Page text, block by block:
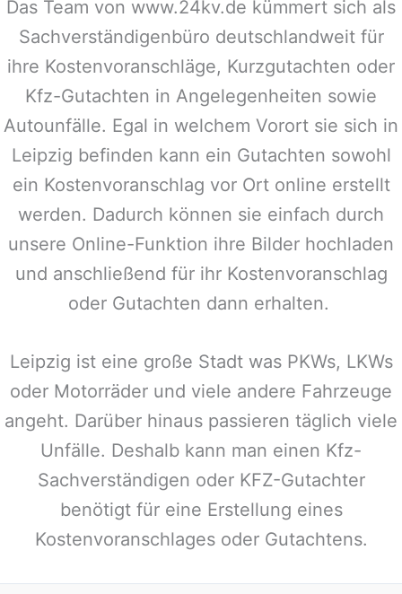
Das Team von www.24kv.de kümmert sich als
Sachverständigenbüro deutschlandweit für
ihre Kostenvoranschläge, Kurzgutachten oder
Kfz-Gutachten in Angelegenheiten sowie
Autounfälle. Egal in welchem Vorort sie sich in
Leipzig befinden kann ein Gutachten sowohl
ein Kostenvoranschlag vor Ort online erstellt
werden. Dadurch können sie einfach durch
unsere Online-Funktion ihre Bilder hochladen
und anschließend für ihr Kostenvoranschlag
oder Gutachten dann erhalten.
Leipzig ist eine große Stadt was PKWs, LKWs
oder Motorräder und viele andere Fahrzeuge
angeht. Darüber hinaus passieren täglich viele
Unfälle. Deshalb kann man einen Kfz-
Sachverständigen oder KFZ-Gutachter
benötigt für eine Erstellung eines
Kostenvoranschlages oder Gutachtens.